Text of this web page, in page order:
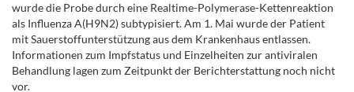
wurde die Probe durch eine Realtime-Polymerase-Kettenreaktion
als Influenza A(H9N2) subtypisiert. Am 1. Mai wurde der Patient
mit Sauerstoffunterstützung aus dem Krankenhaus entlassen.
Informationen zum Impfstatus und Einzelheiten zur antiviralen
Behandlung lagen zum Zeitpunkt der Berichterstattung noch nicht
vor.